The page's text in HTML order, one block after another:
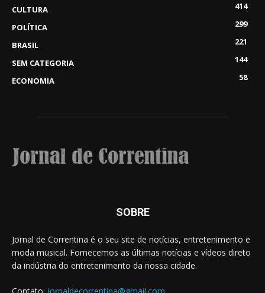
CULTURA
414
POLÍTICA
299
BRASIL
221
SEM CATEGORIA
144
ECONOMIA
58
SOBRE
Jornal de Correntina é o seu site de notícias, entretenimento e
moda musical. Fornecemos as últimas notícias e vídeos direto
da indústria do entretenimento da nossa cidade.